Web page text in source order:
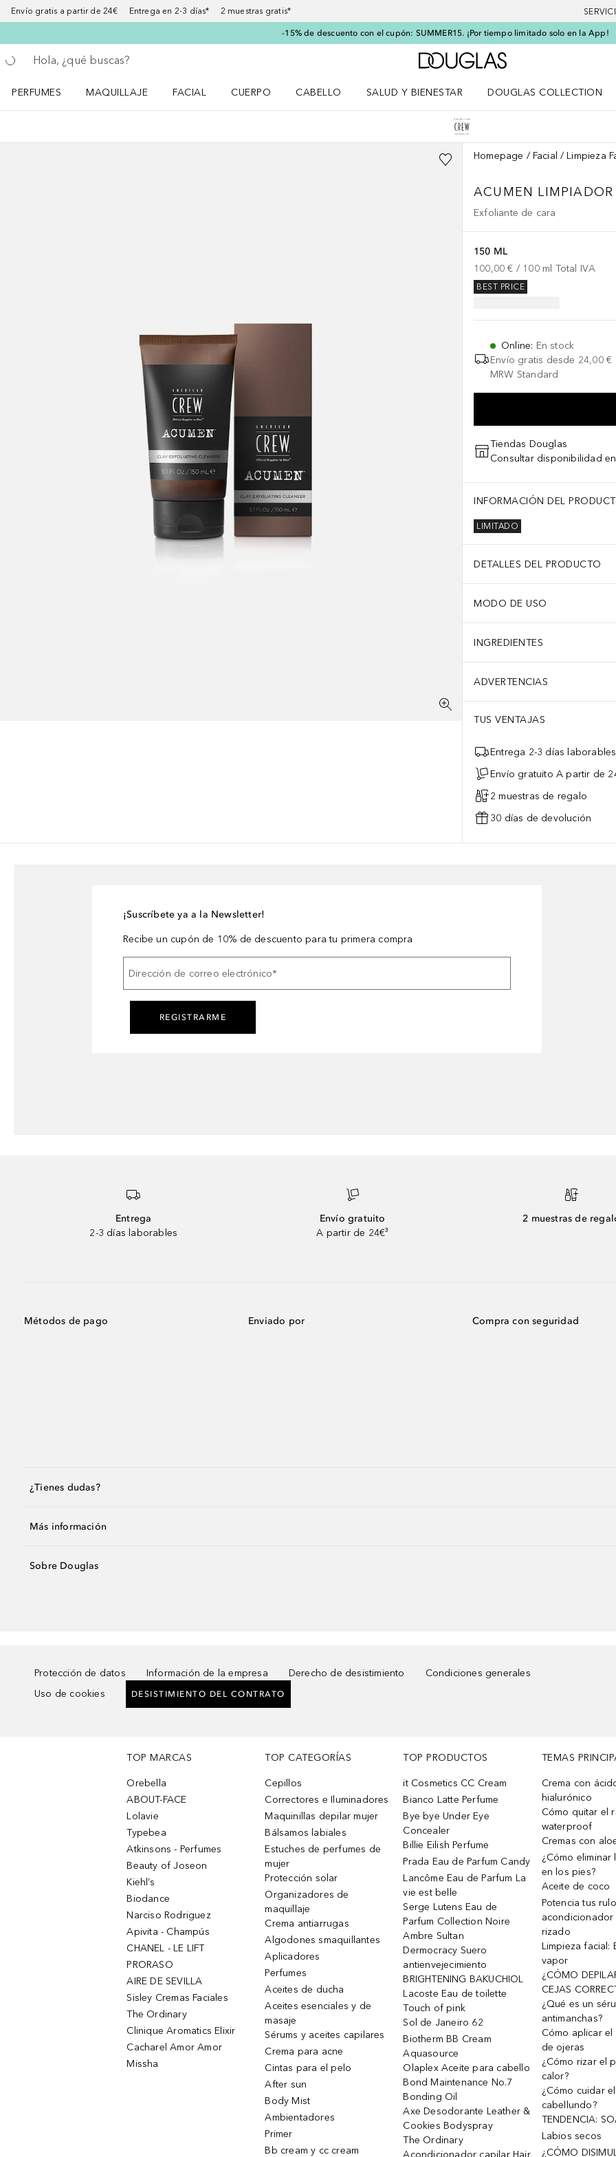
Envío gratis a partir de 24€ Entrega en 2-3 días* 2 muestras gratis*
-15% de descuento con el cupón: SUMMER15. ¡Por tiempo limitado solo en la App!
Regresar
Ejecutar búsqueda
A Douglas Home
PERFUMES
MAQUILLAJE
FACIAL
CUERPO
CABELLO
SALUD Y BIENESTAR
DOUGLAS COLLECTION
Homepage Facial Limpieza
ACUMEN
Exfoliante de cara
150 ML
100,00 € / 100 ml Total IVA
BEST PRICE
Online: En stock
Envío gratis desde 24,00 €
MRW Standard
Tiendas Douglas
Consultar disponibilidad
INFORMACIÓN DEL
LIMITADO
DETALLES DEL PRODUCTO
MODO DE USO
INGREDIENTES
ADVERTENCIAS
TUS VENTAJAS
Entrega 2-3 días laborables
Envío gratuito A partir de
2 muestras de regalo
30 días de devolución
¡Suscríbete ya a la Newsletter!
Recibe un cupón de 10% de descuento para tu primera compra
Dirección de correo electrónico*
REGISTRARME
Entrega
2-3 días laborables
Envío gratuito
A partir de 24€³
2 muestras de
Métodos de pago Enviado por Compra con seguridad
¿Tienes dudas?
Más información
Sobre Douglas
Protección de datos Información de la empresa Derecho de desistimiento
Condiciones generales
Uso de cookies
DESISTIMIENTO DEL CONTRATO
TOP MARCAS
Orebella
ABOUT-FACE
Lolavie
Typebea
Atkinsons - Perfumes
Beauty of Joseon
Kiehl’s
Biodance
Narciso Rodriguez
Apivita - Champús
CHANEL - LE LIFT
PRORASO
AIRE DE SEVILLA
Sisley Cremas Faciales
The Ordinary
Clinique Aromatics Elixir
Cacharel Amor Amor
Missha
TOP CATEGORÍAS
Cepillos
Correctores e Iluminadores
Maquinillas depilar mujer
Bálsamos labiales
Estuches de perfumes de
mujer
Protección solar
Organizadores de
maquillaje
Crema antiarrugas
Algodones smaquillantes
Aplicadores
Perfumes
Aceites de ducha
Aceites esenciales y de
masaje
Sérums y aceites capilares
Crema para acne
Cintas para el pelo
After sun
Body Mist
Ambientadores
Primer
Bb cream y cc cream
TOP PRODUCTOS
it Cosmetics CC Cream
Bianco Latte Perfume
Bye bye Under Eye
Concealer
Billie Eilish Perfume
Prada Eau de Parfum Candy
Lancôme Eau de Parfum La
vie est belle
Serge Lutens Eau de
Parfum Collection Noire
Ambre Sultan
Dermocracy Suero
antienvejecimiento
BRIGHTENING BAKUCHIOL
Lacoste Eau de toilette
Touch of pink
Sol de Janeiro 62
Biotherm BB Cream
Aquasource
Olaplex Aceite para cabello
Bond Maintenance No.7
Bonding Oil
Axe Desodorante Leather &
Cookies Bodyspray
The Ordinary
Acondicionador capilar Hair
TEMAS
Crema con
hialurónico
Cómo quitar el
waterproof
Cremas con
¿Cómo eliminar
en los pies?
Aceite de coco
Potencia tus
rizado
Limpieza facial:
vapor
¿CÓMO
CEJAS
¿Qué es un
antimanchas?
Cómo aplicar
de ojeras
¿Cómo rizar el
calor?
¿Cómo cuidar
cabellundo?
TENDENCIA:
Labios secos
¿CÓMO